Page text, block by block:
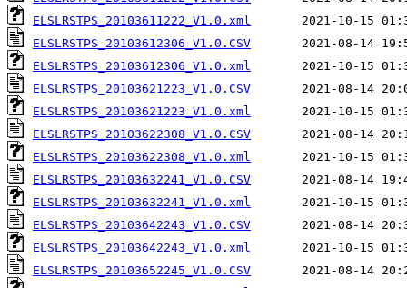
ELSLRSTPS_20103611222_V1.0.xml
ELSLRSTPS_20103612306_V1.0.CSV
ELSLRSTPS_20103612306_V1.0.xml
ELSLRSTPS_20103621223_V1.0.CSV
ELSLRSTPS_20103621223_V1.0.xml
ELSLRSTPS_20103622308_V1.0.CSV
ELSLRSTPS_20103622308_V1.0.xml
ELSLRSTPS_20103632241_V1.0.CSV
ELSLRSTPS_20103632241_V1.0.xml
ELSLRSTPS_20103642243_V1.0.CSV
ELSLRSTPS_20103642243_V1.0.xml
ELSLRSTPS_20103652245_V1.0.CSV